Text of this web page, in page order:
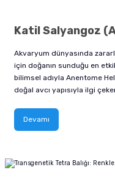
Katil Salyangoz
Akvaryum dünyasında
için doğanın sunduğu en
bilimsel adıyla Anentome
doğal avcı yapısıyla ilgi
Devamı